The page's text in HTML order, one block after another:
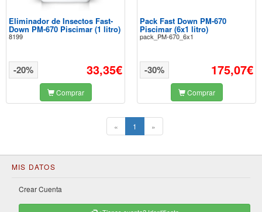
Eliminador de Insectos Fast-
Down PM-670 Piscimar (1 litro)
8199
33,35€
-20%
Comprar
Pack Fast Down PM-670
Piscimar (6x1 litro)
pack_PM-670_6x1
175,07€
-30%
Comprar
« 1 (current)
»
MIS DATOS
Crear Cuenta